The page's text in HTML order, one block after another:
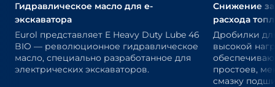
Гидравлическое масло для e-
экскаватора
Eurol представляет E Heavy Duty Lube 46
BIO — революционное гидравлическое
масло, специально разработанное для
электрических экскаваторов.
Снижение
расхода
Дробилки
высокой
простоев,
смазку